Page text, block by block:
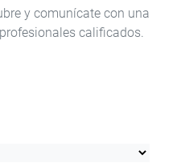
y comunícate con una
calificados.